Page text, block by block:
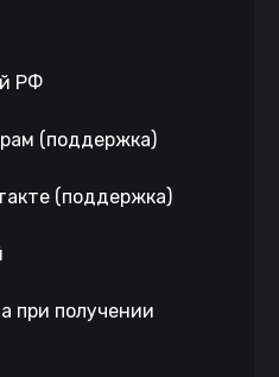
РФ
(поддержка)
(поддержка)
при получении